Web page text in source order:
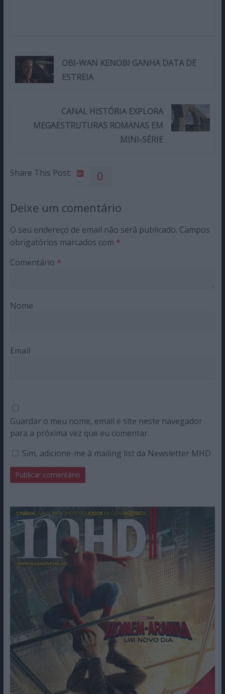
OBI-WAN KENOBI GANHA DATA DE
ESTREIA
CANAL HISTÓRIA EXPLORA
MEGAESTRUTURAS ROMANAS EM
MINI-SÉRIE
Share This Post: 0
Deixe um comentário
O seu endereço de email não será publicado. Campos
obrigatórios marcados com *
Comentário *
Nome
Email
Guardar o meu nome, email e site neste navegador
para a próxima vez que eu comentar.
Sim, adicione-me à mailing list da Newsletter MHD